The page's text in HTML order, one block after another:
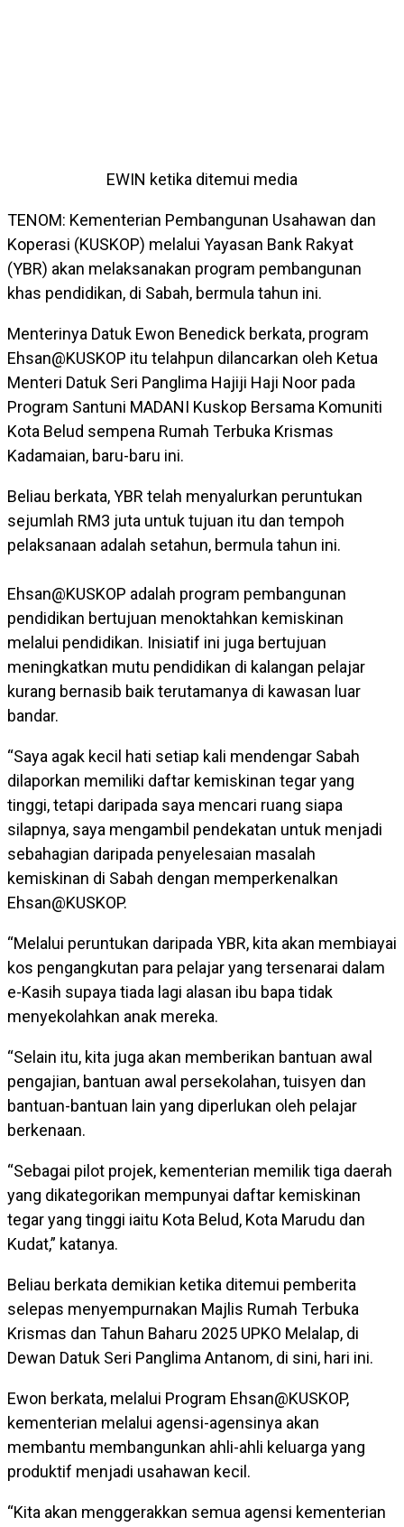
EWIN ketika ditemui media
TENOM: Kementerian Pembangunan Usahawan dan
Koperasi (KUSKOP) melalui Yayasan Bank Rakyat
(YBR) akan melaksanakan program pembangunan
khas pendidikan, di Sabah, bermula tahun ini.
Menterinya Datuk Ewon Benedick berkata, program
Ehsan@KUSKOP itu telahpun dilancarkan oleh Ketua
Menteri Datuk Seri Panglima Hajiji Haji Noor pada
Program Santuni MADANI Kuskop Bersama Komuniti
Kota Belud sempena Rumah Terbuka Krismas
Kadamaian, baru-baru ini.
Beliau berkata, YBR telah menyalurkan peruntukan
sejumlah RM3 juta untuk tujuan itu dan tempoh
pelaksanaan adalah setahun, bermula tahun ini.
Ehsan@KUSKOP adalah program pembangunan
pendidikan bertujuan menoktahkan kemiskinan
melalui pendidikan. Inisiatif ini juga bertujuan
meningkatkan mutu pendidikan di kalangan pelajar
kurang bernasib baik terutamanya di kawasan luar
bandar.
“Saya agak kecil hati setiap kali mendengar Sabah
dilaporkan memiliki daftar kemiskinan tegar yang
tinggi, tetapi daripada saya mencari ruang siapa
silapnya, saya mengambil pendekatan untuk menjadi
sebahagian daripada penyelesaian masalah
kemiskinan di Sabah dengan memperkenalkan
Ehsan@KUSKOP.
“Melalui peruntukan daripada YBR, kita akan membiayai
kos pengangkutan para pelajar yang tersenarai dalam
e-Kasih supaya tiada lagi alasan ibu bapa tidak
menyekolahkan anak mereka.
“Selain itu, kita juga akan memberikan bantuan awal
pengajian, bantuan awal persekolahan, tuisyen dan
bantuan-bantuan lain yang diperlukan oleh pelajar
berkenaan.
“Sebagai pilot projek, kementerian memilik tiga daerah
yang dikategorikan mempunyai daftar kemiskinan
tegar yang tinggi iaitu Kota Belud, Kota Marudu dan
Kudat,” katanya.
Beliau berkata demikian ketika ditemui pemberita
selepas menyempurnakan Majlis Rumah Terbuka
Krismas dan Tahun Baharu 2025 UPKO Melalap, di
Dewan Datuk Seri Panglima Antanom, di sini, hari ini.
Ewon berkata, melalui Program Ehsan@KUSKOP,
kementerian melalui agensi-agensinya akan
membantu membangunkan ahli-ahli keluarga yang
produktif menjadi usahawan kecil.
“Kita akan menggerakkan semua agensi kementerian